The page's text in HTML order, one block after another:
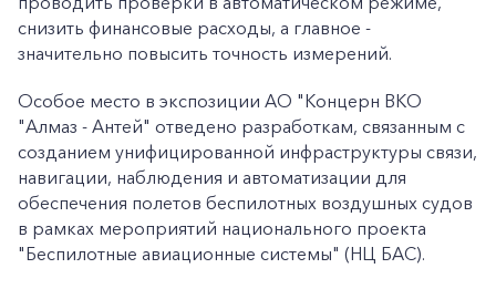
снизить финансовые расходы, а главное -
значительно повысить точность измерений.
Особое место в экспозиции АО "Концерн ВКО
"Алмаз - Антей" отведено разработкам, связанным с
созданием унифицированной инфраструктуры связи,
навигации, наблюдения и автоматизации для
обеспечения полетов беспилотных воздушных судов
в рамках мероприятий национального проекта
"Беспилотные авиационные системы" (НЦ БАС).